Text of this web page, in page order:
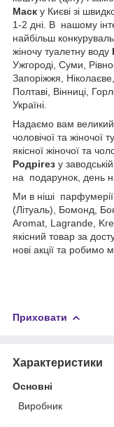
Маск у Києві зі
1-2 дні. В нашому
найбільш
жіночу туалетну воду
Ужгороді, Суми,
Запоріжжя,
Полтаві, Вінниці,
Україні.
Надаємо вам великий
чоловічої та жіночої
якісної жіночої та
Родрігез у
на подарунок, день
Ми в ніші
(Літуаль), Бомонд,
Aromat, Lagrande,
якісний товар за
нові акції та
Приховати
Характеристики
Основні
Виробник